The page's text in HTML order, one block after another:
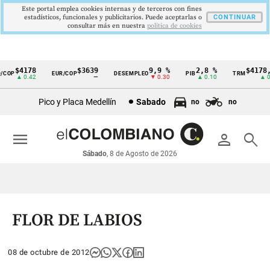
Cintillo
económicos
Colombia
$4178
▲ 0.42
EUR/COP$3639 DESEMPLEO 9,9 %
▼ 0.30
PIB2,8 %
▲ 0.10
TRM
▲
Pico y Placa Medellín Sabado no no
person search
Sábado, 8 de Agosto de 2026
menu
FLOR DE LABIOS
08 de octubre de 2012
Este portal emplea cookies internas y de terceros con fines
estadísticos, funcionales y publicitarios. Puede aceptarlas o
consultar más en nuestra politica de cookies
CONTINUAR